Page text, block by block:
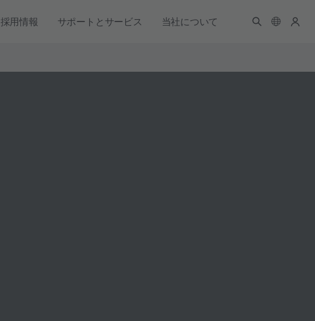
採用情報 サポートとサービス 当社について